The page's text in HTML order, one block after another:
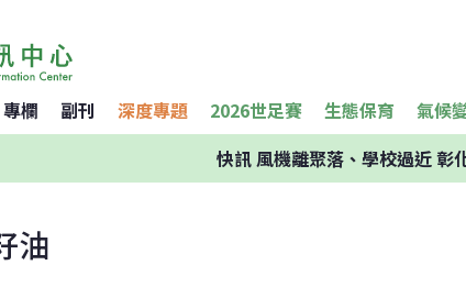
專欄 副刊 深度專題 2026世足賽 生態保育 氣候
快訊風機離聚落、學校過近 彰
油